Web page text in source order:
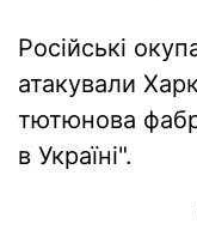
Російські
атакували
тютюнова
в Україні".